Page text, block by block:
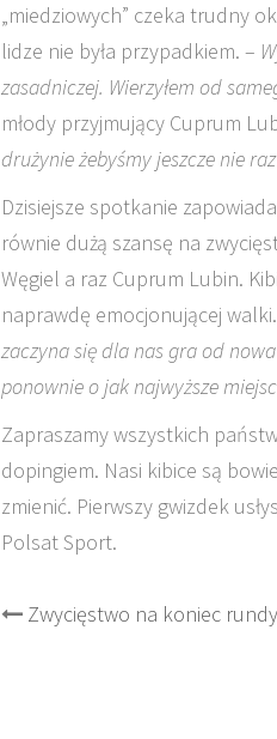
„miedziowych” czeka trudny
lidze nie była przypadkiem. –
zasadniczej. Wierzyłem od
młody przyjmujący Cuprum
drużynie żebyśmy jeszcze nie
Dzisiejsze spotkanie
równie dużą szansę na
Węgiel a raz Cuprum Lubin.
naprawdę emocjonującej
zaczyna się dla nas gra od nowa
ponownie o jak najwyższe
Zapraszamy wszystkich
dopingiem. Nasi kibice są
zmienić. Pierwszy gwizdek
Polsat Sport.
Post
Zwycięstwo na koniec